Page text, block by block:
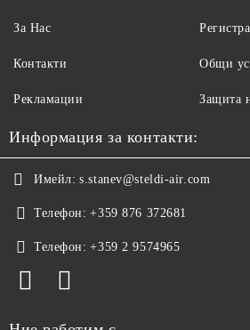
За Нас
Контакти
Рекламации
Общи
Защита
Информация за контакти:
Имейл: s.stanev@steldi-air.com
Телефон: +359 876 372681
Телефон: +359 2 9574965